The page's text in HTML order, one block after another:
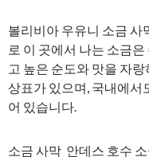
볼리비아 우유니 소금 사
로 이 곳에서 나는 소금
고 높은 순도와 맛을 자
상표가 있으며, 국내에서
어 있습니다.
소금 사막 안데스 호수